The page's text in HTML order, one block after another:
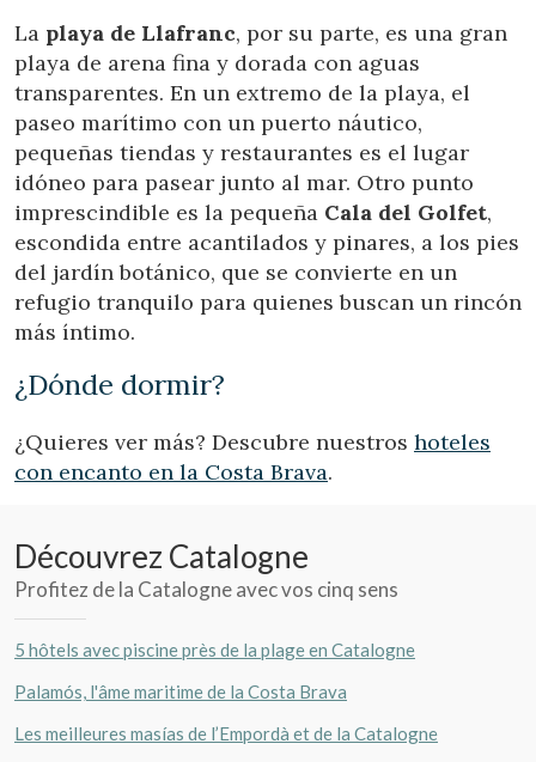
La playa de Llafranc, por su parte, es una gran
playa de arena fina y dorada con aguas
transparentes. En un extremo de la playa, el
paseo marítimo con un puerto náutico,
pequeñas tiendas y restaurantes es el lugar
idóneo para pasear junto al mar. Otro punto
imprescindible es la pequeña Cala del Golfet,
escondida entre acantilados y pinares, a los pies
del jardín botánico, que se convierte en un
refugio tranquilo para quienes buscan un rincón
más íntimo.
¿Dónde dormir?
¿Quieres ver más? Descubre nuestros hoteles
con encanto en la Costa Brava.
Découvrez Catalogne
Profitez de la Catalogne avec vos cinq sens
5 hôtels avec piscine près de la plage en Catalogne
Palamós, l'âme maritime de la Costa Brava
Les meilleures masías de l’Empordà et de la Catalogne